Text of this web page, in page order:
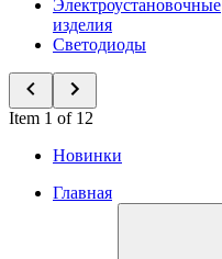
Электроустановочные
изделия
Светодиоды
Item 1 of 12
Новинки
Главная